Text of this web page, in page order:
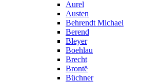
Aurel
Austen
Behrendt Michael
Berend
Bleyer
Boehlau
Brecht
Brontë
Büchner